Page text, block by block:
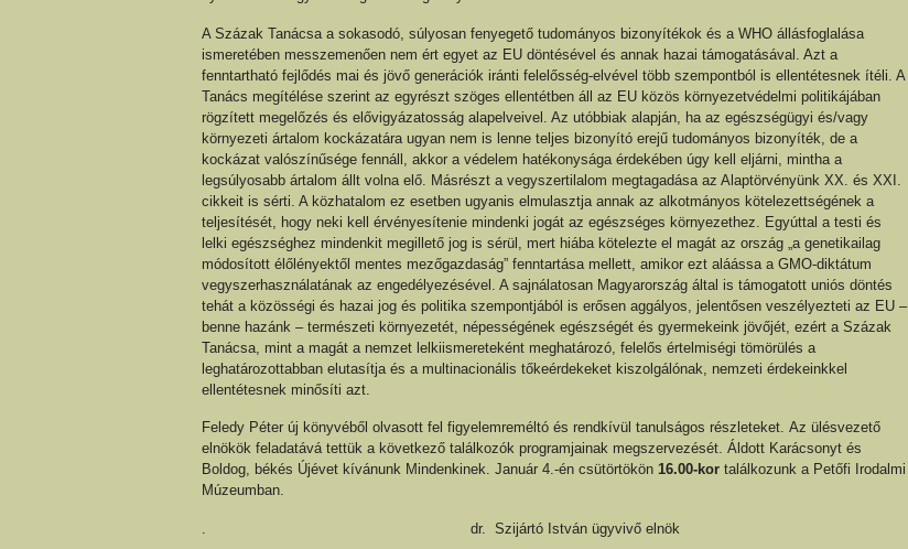
A Százak Tanácsa a sokasodó, súlyosan fenyegető tudományos bizonyítékok és a WHO állásfoglalása
ismeretében messzemenően nem ért egyet az EU döntésével és annak hazai támogatásával. Azt a
fenntartható fejlődés mai és jövő generációk iránti felelősség-elvével több szempontból is ellentétesnek ítéli. A
Tanács megítélése szerint az egyrészt szöges ellentétben áll az EU közös környezetvédelmi politikájában
rögzített megelőzés és elővigyázatosság alapelveivel. Az utóbbiak alapján, ha az egészségügyi és/vagy
környezeti ártalom kockázatára ugyan nem is lenne teljes bizonyító erejű tudományos bizonyíték, de a
kockázat valószínűsége fennáll, akkor a védelem hatékonysága érdekében úgy kell eljárni, mintha a
legsúlyosabb ártalom állt volna elő. Másrészt a vegyszertilalom megtagadása az Alaptörvényünk XX. és XXI.
cikkeit is sérti. A közhatalom ez esetben ugyanis elmulasztja annak az alkotmányos kötelezettségének a
teljesítését, hogy neki kell érvényesítenie mindenki jogát az egészséges környezethez. Egyúttal a testi és
lelki egészséghez mindenkit megillető jog is sérül, mert hiába kötelezte el magát az ország „a genetikailag
módosított élőlényektől mentes mezőgazdaság” fenntartása mellett, amikor ezt aláássa a GMO-diktátum
vegyszerhasználatának az engedélyezésével. A sajnálatosan Magyarország által is támogatott uniós döntés
tehát a közösségi és hazai jog és politika szempontjából is erősen aggályos, jelentősen veszélyezteti az EU –
benne hazánk – természeti környezetét, népességének egészségét és gyermekeink jövőjét, ezért a Százak
Tanácsa, mint a magát a nemzet lelkiismereteként meghatározó, felelős értelmiségi tömörülés a
leghatározottabban elutasítja és a multinacionális tőkeérdekeket kiszolgálónak, nemzeti érdekeinkkel
ellentétesnek minősíti azt.
Feledy Péter új könyvéből olvasott fel figyelemreméltó és rendkívül tanulságos részleteket. Az ülésvezető
elnökök feladatává tettük a következő találkozók programjainak megszervezését. Áldott Karácsonyt és
Boldog, békés Újévet kívánunk Mindenkinek. Január 4.-én csütörtökön 16.00-kor találkozunk a Petőfi Irodalmi
Múzeumban.
. dr. Szijártó István ügyvivő elnök